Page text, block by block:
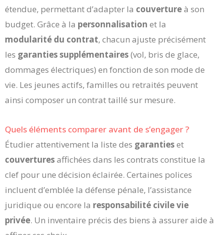
étendue, permettant d’adapter la couvertureà son
budget. Grâce à la personnalisation et la
modularité du contrat, chacun ajuste précisément
les garanties supplémentaires(vol, bris de glace,
dommages électriques) en fonction de son mode de
vie. Les jeunes actifs, familles ou retraités peuvent
ainsi composer un contrat taillé sur mesure.
Quels éléments comparer avant de s’engager ?
Étudier attentivement la liste des garantieset
couverturesaffichées dans les contrats constitue la
clef pour une décision éclairée. Certaines polices
incluent d’emblée la défense pénale, l’assistance
juridique ou encore la responsabilité civile vie
privée. Un inventaire précis des biens à assurer aide à